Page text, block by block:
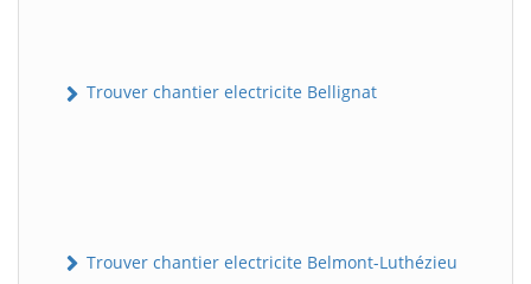
Trouver chantier electricite Bellignat
Trouver chantier electricite Belmont-Luthézieu